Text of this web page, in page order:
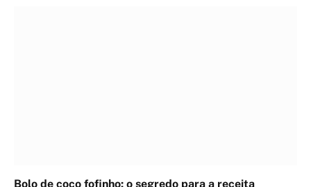
Bolo de coco fofinho: o segredo para a receita